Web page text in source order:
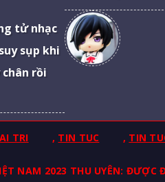
tử nhạc
sụp khi
rồi
TRI , TIN TUC , TIN
NAM 2023 THU UYÊN: ĐƯỢC